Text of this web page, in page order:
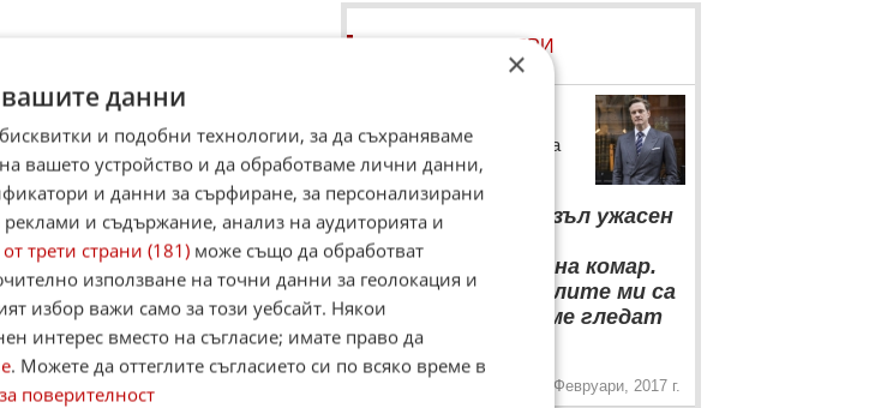
ЛОВЦИ НА БИСЕРИ
Носителят на "Оскар" за
избора на професия
“ От мен би излязъл ужасен
академик. Имам
концентрацията на комар.
Мисля, че родителите ми са
доволни, когато ме гледат
на сцената
1 Февруари, 2017 г.
×
данни
и подобни технологии, за да съхраняваме
вашето устройство и да обработваме лични данни,
и данни за сърфиране, за персонализирани
и съдържание, анализ на аудиторията и
трети страни (181) може също да обработват
използване на точни данни за геолокация и
избор важи само за този уебсайт. Някои
интерес вместо на съгласие; имате право да
. Можете да оттеглите съгласието си по всяко време в
поверителност